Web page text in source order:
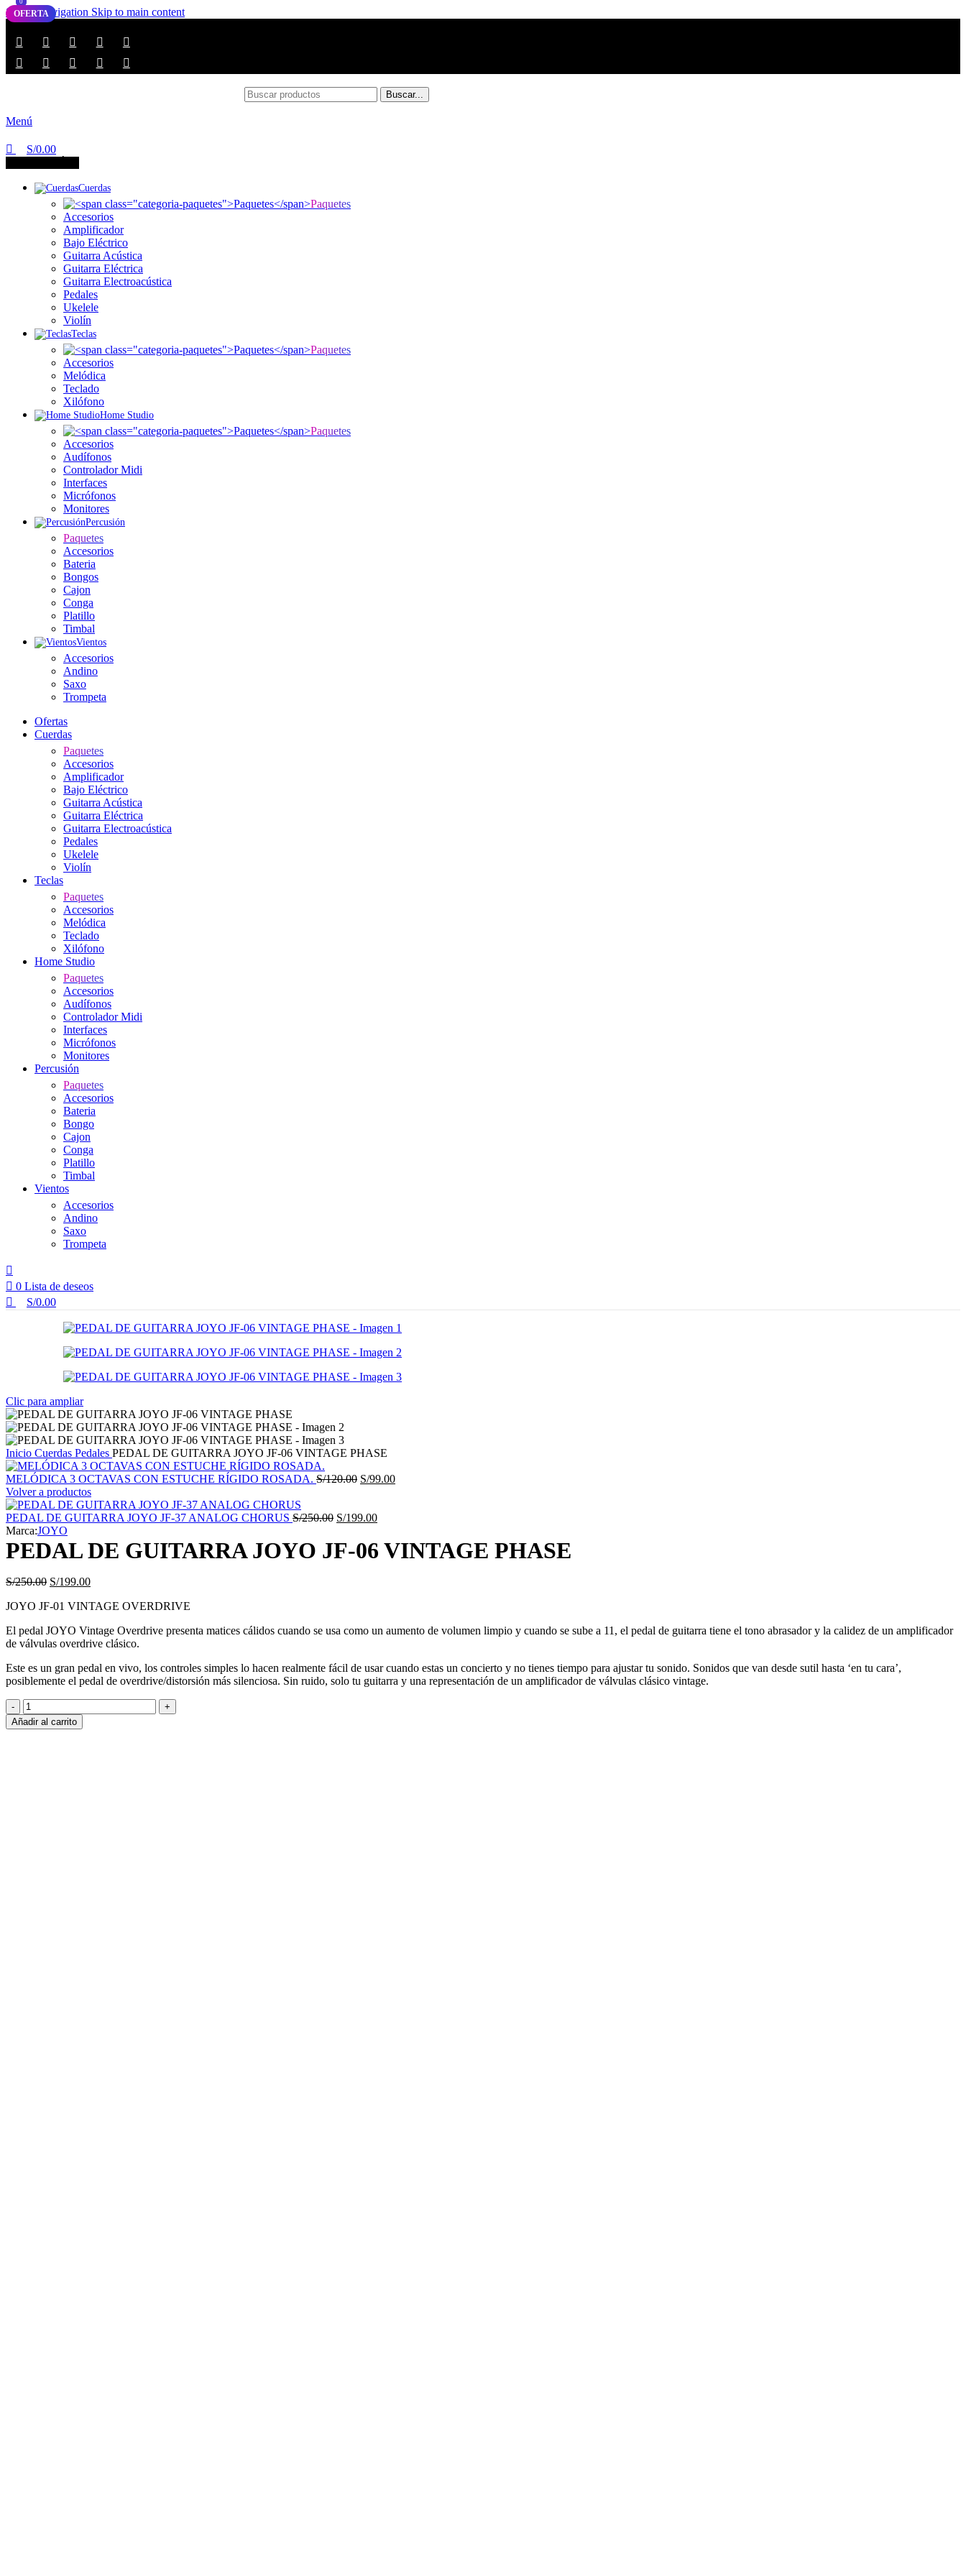
Skip to navigation Skip to main content
Envíos a todo el Perú
Buscar...
Menú
0
S/0.00
Cuerdas
Paquetes
Accesorios
Amplificador
Bajo Eléctrico
Guitarra Acústica
Guitarra Eléctrica
Guitarra Electroacústica
Pedales
Ukelele
Violín
Teclas
Paquetes
Accesorios
Melódica
Teclado
Xilófono
Home Studio
Paquetes
Accesorios
Audífonos
Controlador Midi
Interfaces
Micrófonos
Monitores
Percusión
Paquetes
Accesorios
Bateria
Bongos
Cajon
Conga
Platillo
Timbal
Vientos
Accesorios
Andino
Saxo
Trompeta
Ofertas
Cuerdas
Paquetes
Accesorios
Amplificador
Bajo Eléctrico
Guitarra Acústica
Guitarra Eléctrica
Guitarra Electroacústica
Pedales
Ukelele
Violín
Teclas
Paquetes
Accesorios
Melódica
Teclado
Xilófono
Home Studio
Paquetes
Accesorios
Audífonos
Controlador Midi
Interfaces
Micrófonos
Monitores
Percusión
Paquetes
Accesorios
Bateria
Bongo
Cajon
Conga
Platillo
Timbal
Vientos
Accesorios
Andino
Saxo
Trompeta
0 Lista de deseos
0
S/0.00
OFERTA
Clic para ampliar
Inicio Cuerdas Pedales PEDAL DE GUITARRA JOYO JF-06 VINTAGE PHASE
MELÓDICA 3 OCTAVAS CON ESTUCHE RÍGIDO ROSADA. S/120.00 El
era:
S/99.00El
Volver a productos
PEDAL DE GUITARRA JOYO JF-37 ANALOG CHORUS S/250.00 El
original
era:
S/199.00El
actual
es:
Marca:JOYO
PEDAL DE GUITARRA JOYO JF-06 VINTAGE PHASE
S/250.00 El
original
S/250.00.
S/199.00El
actual
S/199.00.
JOYO JF-01 VINTAGE OVERDRIVE
El pedal JOYO Vintage Overdrive presenta matices cálidos cuando se usa como un aumento de volumen limpio y cuando se sube a 11, el pedal de guitarra tiene el tono abrasador y la calidez de un amplificador
de válvulas overdrive clásico.
Este es un gran pedal en vivo, los controles simples lo hacen realmente fácil de usar cuando estas un concierto y no tienes tiempo para ajustar tu sonido. Sonidos que van desde sutil hasta ‘en tu cara’,
posiblemente el pedal de overdrive/distorsión más silenciosa. Sin ruido, solo tu guitarra y una representación de un amplificador de válvulas clásico vintage.
PEDAL
DE
GUITARRA
Añadir al carrito